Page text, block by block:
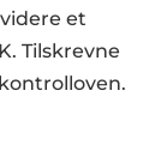
et
Tilskrevne